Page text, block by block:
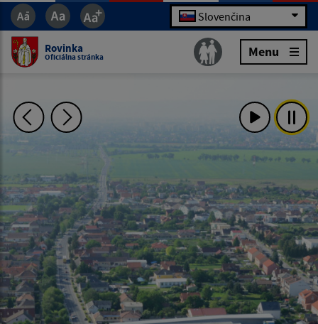
Slovenčina
Rovinka
Oficiálna stránka Menu